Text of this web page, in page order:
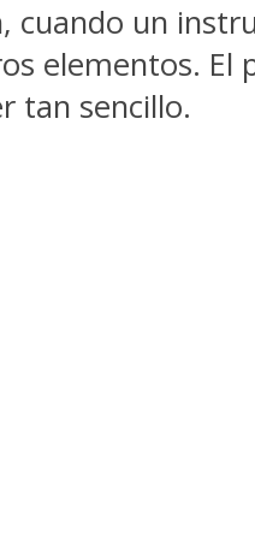
cuando un
elementos.
tan sencillo.